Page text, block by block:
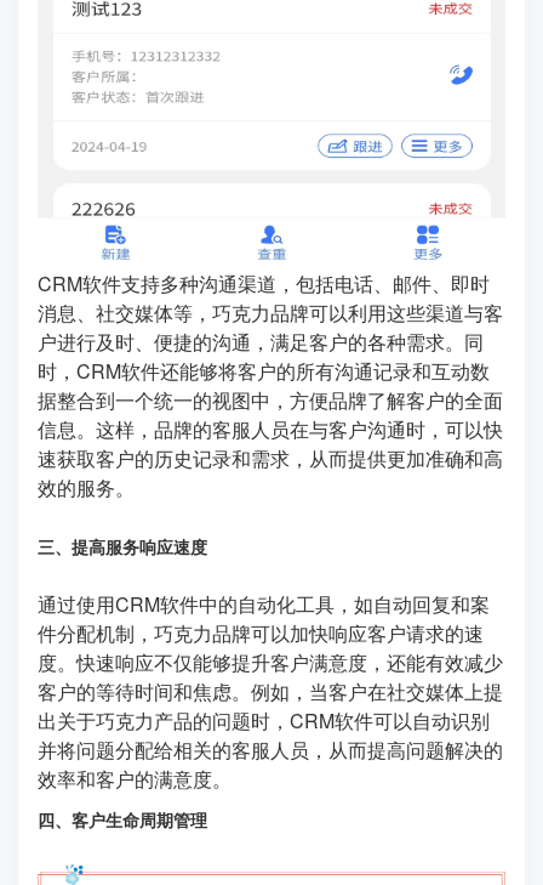
CRM软件支持多种沟通渠道，包括电话、邮件、即时
消息、社交媒体等，巧克力品牌可以利用这些渠道与客
户进行及时、便捷的沟通，满足客户的各种需求。同
时，CRM软件还能够将客户的所有沟通记录和互动数
据整合到一个统一的视图中，方便品牌了解客户的全面
信息。这样，品牌的客服人员在与客户沟通时，可以快
速获取客户的历史记录和需求，从而提供更加准确和高
效的服务。
三、提高服务响应速度
通过使用CRM软件中的自动化工具，如自动回复和案
件分配机制，巧克力品牌可以加快响应客户请求的速
度。快速响应不仅能够提升客户满意度，还能有效减少
客户的等待时间和焦虑。例如，当客户在社交媒体上提
出关于巧克力产品的问题时，CRM软件可以自动识别
并将问题分配给相关的客服人员，从而提高问题解决的
效率和客户的满意度。
四、客户生命周期管理